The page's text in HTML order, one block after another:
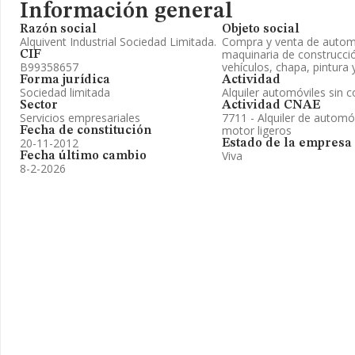
Información general
Razón social
Alquivent Industrial Sociedad Limitada.
CIF
B99358657
Forma jurídica
Sociedad limitada
Sector
Servicios empresariales
Fecha de constitución
20-11-2012
Fecha último cambio
8-2-2026
Objeto social
Compra y venta de
maquinaria de
vehículos, chapa, pintura
Actividad
Alquiler automóviles sin
Actividad CNAE
7711 - Alquiler de
motor ligeros
Estado de la empresa
Viva